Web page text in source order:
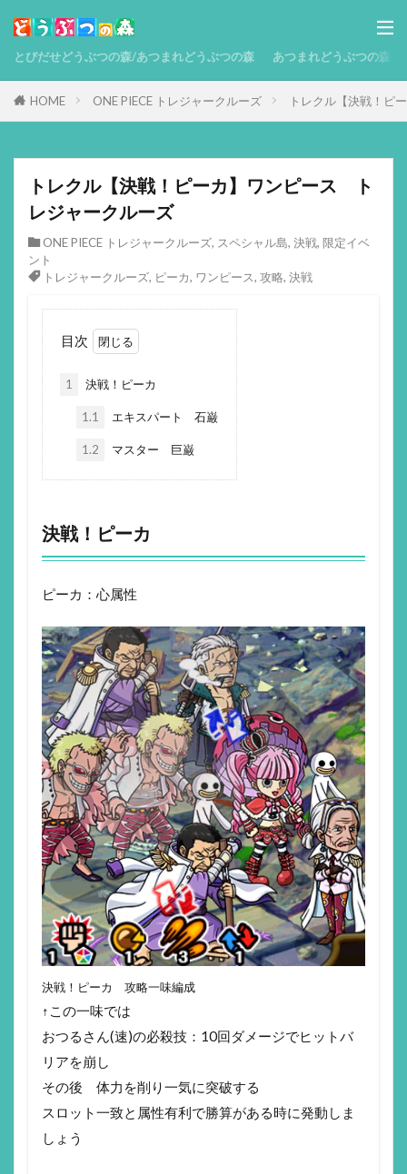
とびだせどうぶつの森/あつまれどうぶつの森 あつまれどうぶつの森
HOME ONE PIECE トレジャークルーズ トレクル【決戦！ピ
トレクル【決戦！ピーカ】ワンピース ト
レジャークルーズ
ONE PIECE トレジャークルーズ, スペシャル島, 決戦, 限定イベ
ント
トレジャークルーズ, ピーカ, ワンピース, 攻略, 決戦
目次
1 決戦！ピーカ
1.1 エキスパート 石巌
1.2 マスター 巨巌
決戦！ピーカ
ピーカ：心属性
決戦！ピーカ 攻略一味編成
↑この一味では
おつるさん(速)の必殺技：10回ダメージでヒットバ
リアを崩し
その後 体力を削り一気に突破する
スロット一致と属性有利で勝算がある時に発動しま
しょう